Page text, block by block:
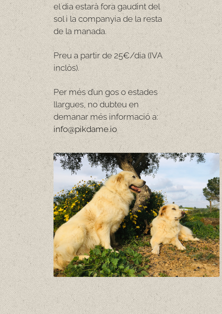
el dia estarà fora gaudint del
sol i la companyia de la resta
de la manada.
Preu a partir de 25€/dia (IVA
inclòs).
Per més d’un gos o estades
llargues, no dubteu en
demanar més informació a:
info@pikdame.io